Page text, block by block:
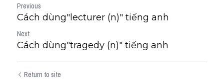
Previous
Cách dùng"lecturer (n)" tiếng anh
Next
Cách dùng"tragedy (n)" tiếng anh
Return to site